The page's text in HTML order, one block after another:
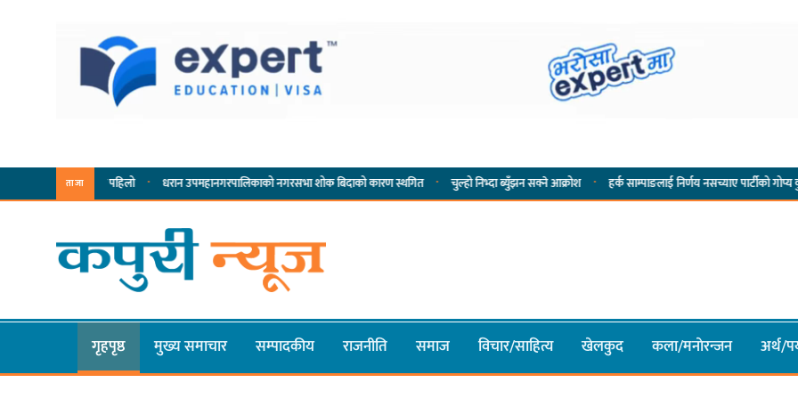
ताजा
· धरान उपमहानगरपालिकाको नगरसभा शोक बिदाको कारण स्थगित · चुल्हो निभ्दा ब्युँझन सक्ने आक्रोश · हर्क साम्पाङलाई निर्णय नसच्याए पार्टीको गोप्य कुरा सार्वजनिक
गृहपृष्ठ मुख्य समाचार सम्पादकीय राजनीति समाज विचार/साहित्य खेलकुद कला/मनाेरन्जन अर्थ/